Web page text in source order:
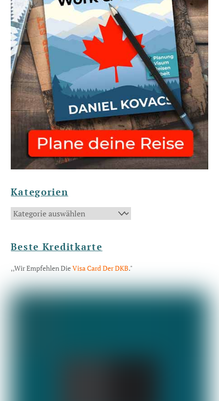
Kategorien
Kategorien
Beste Kreditkarte
,,Wir Empfehlen DieVisa Card Der DKB."